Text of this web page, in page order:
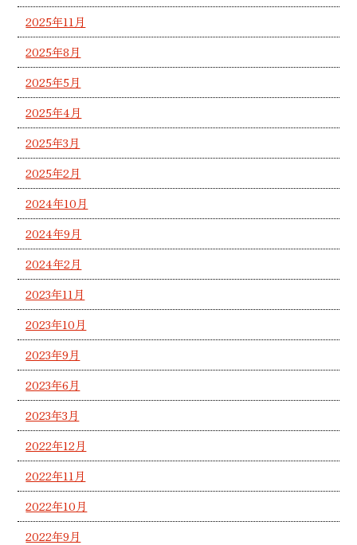
2025年11月
2025年8月
2025年5月
2025年4月
2025年3月
2025年2月
2024年10月
2024年9月
2024年2月
2023年11月
2023年10月
2023年9月
2023年6月
2023年3月
2022年12月
2022年11月
2022年10月
2022年9月